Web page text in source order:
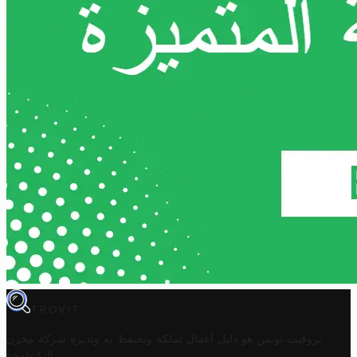
TROVIT
تروفيت تونس هو دليل أعمال تملكه وتحتفظ به وتديره
شركة مخزن